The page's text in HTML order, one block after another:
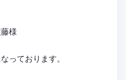
様
っております。